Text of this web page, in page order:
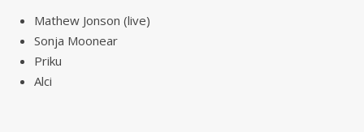
Mathew Jonson (live)
Sonja Moonear
Priku
Alci